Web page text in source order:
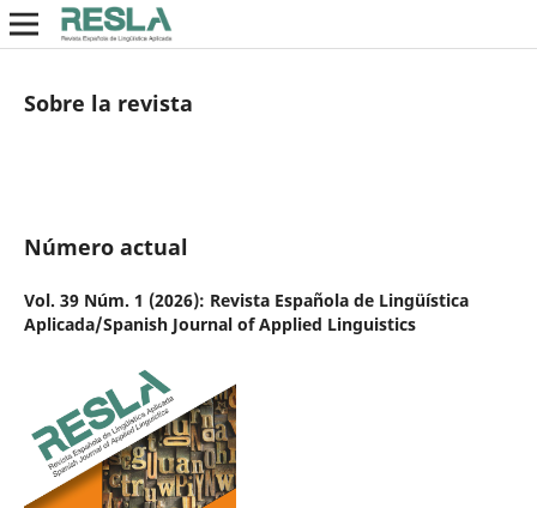
Sobre la revista
Número actual
Vol. 39 Núm. 1 (2026): Revista Española de Lingüística
Aplicada/Spanish Journal of Applied Linguistics